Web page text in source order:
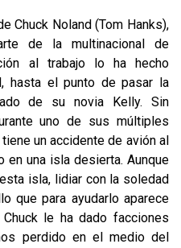
Chuck Noland (Tom Hanks),
de la multinacional de
al trabajo lo ha hecho
hasta el punto de pasar la
de su novia Kelly. Sin
uno de sus múltiples
un accidente de avión al
en una isla desierta. Aunque
isla, lidiar con la soledad
que para ayudarlo aparece
le ha dado facciones
perdido en el medio del